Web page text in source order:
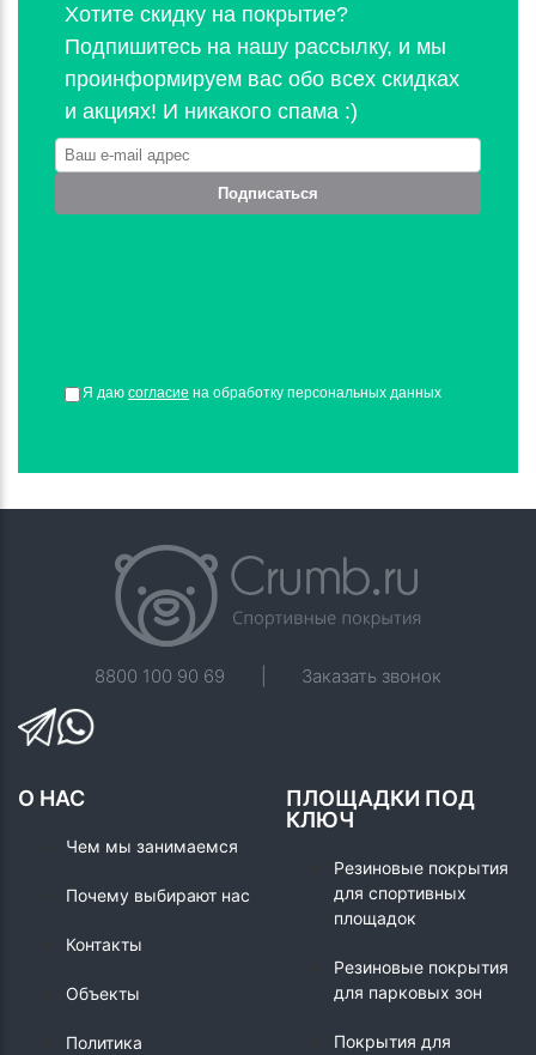
Хотите скидку на покрытие?
Подпишитесь на нашу рассылку, и мы
проинформируем вас обо всех скидках
и акциях! И никакого спама :)
Подписаться
Я даю согласие на обработку персональных данных
8800 100 90 69 Заказать звонок
О НАС
Чем мы занимаемся
Почему выбирают нас
Контакты
Объекты
Политика
ПЛОЩАДКИ ПОД
КЛЮЧ
Резиновые покрытия
для спортивных
площадок
Резиновые покрытия
для парковых зон
Покрытия для